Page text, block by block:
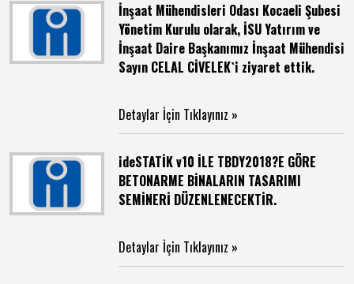
İnşaat Mühendisleri Odası Kocaeli Şubesi
Yönetim Kurulu olarak, İSU Yatırım ve
İnşaat Daire Başkanımız İnşaat Mühendisi
Sayın CELAL CİVELEK`i ziyaret ettik.
Detaylar İçin Tıklayınız »
ideSTATİK v10 İLE TBDY2018?E GÖRE
BETONARME BİNALARIN TASARIMI
SEMİNERİ DÜZENLENECEKTİR.
Detaylar İçin Tıklayınız »